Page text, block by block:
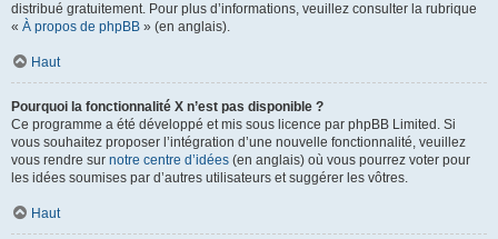
distribué gratuitement. Pour plus d’informations, veuillez consulter la rubrique
« À propos de phpBB » (en anglais).
Haut
Pourquoi la fonctionnalité X n’est pas disponible ?
Ce programme a été développé et mis sous licence par phpBB Limited. Si
vous souhaitez proposer l’intégration d’une nouvelle fonctionnalité, veuillez
vous rendre sur notre centre d’idées (en anglais) où vous pourrez voter pour
les idées soumises par d’autres utilisateurs et suggérer les vôtres.
Haut